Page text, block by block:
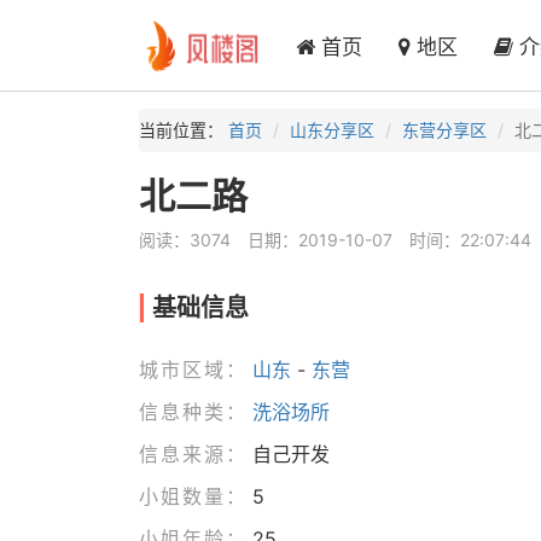
首页 地区 介
当前位置： 首页 山东分享区 东营分享区 北
北二路
阅读：3074 日期：2019-10-07 时间：22:07:44
基础信息
城市区域： 山东 - 东营
信息种类：
洗浴场所
信息来源：
自己开发
小姐数量：
5